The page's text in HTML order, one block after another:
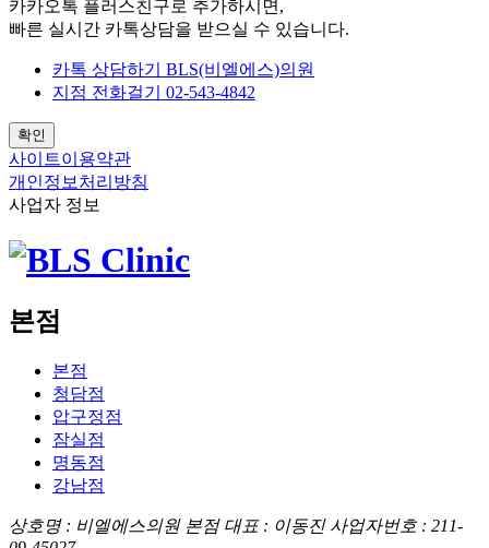
카카오톡 플러스친구로 추가하시면,
빠른 실시간 카톡상담을 받으실 수 있습니다.
카톡 상담하기
BLS(비엘에스)의원
지점 전화걸기
02-543-4842
확인
사이트이용약관
개인정보처리방침
사업자 정보
본점
본점
청담점
압구정점
잠실점
명동점
강남점
상호명 : 비엘에스의원 본점 대표 : 이동진사업자번호 : 211-